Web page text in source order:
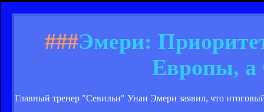
###Эмери:
Европы, а
Главный тренер "Севильи" Унаи Эмери заявил, что